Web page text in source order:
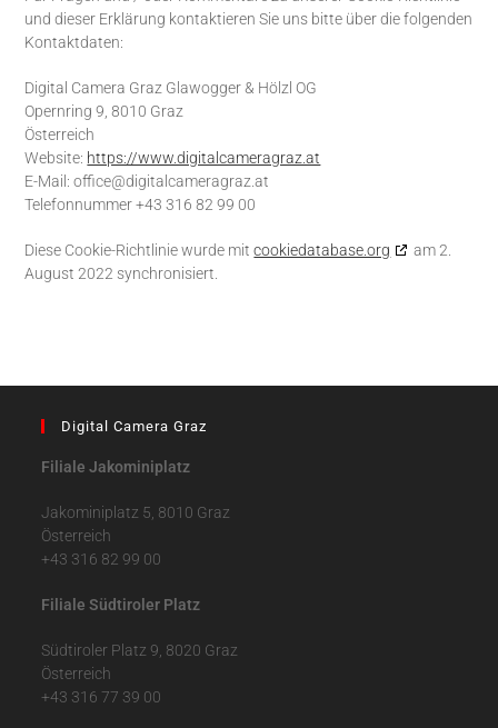
und dieser Erklärung kontaktieren Sie uns bitte über die folgenden
Kontaktdaten:
Digital Camera Graz Glawogger & Hölzl OG
Opernring 9, 8010 Graz
Österreich
Website: https://www.digitalcameragraz.at
E-Mail:office@digitalcameragraz.at
Telefonnummer +43 316 82 99 00
Diese Cookie-Richtlinie wurde mitcookiedatabase.org
am 2.
August 2022 synchronisiert.
Digital Camera Graz
Filiale Jakominiplatz
Jakominiplatz 5, 8010 Graz
Österreich
+43 316 82 99 00
Filiale Südtiroler Platz
Südtiroler Platz 9, 8020 Graz
Österreich
+43 316 77 39 00